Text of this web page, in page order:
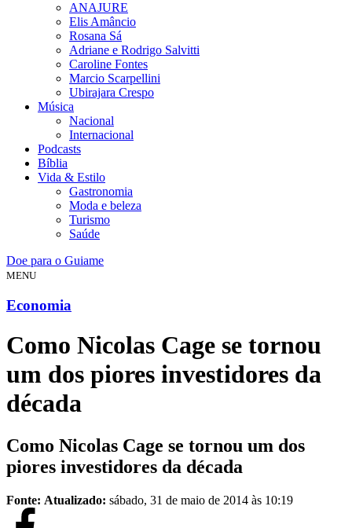
ANAJURE
Elis Amâncio
Rosana Sá
Adriane e Rodrigo Salvitti
Caroline Fontes
Marcio Scarpellini
Ubirajara Crespo
Música
Nacional
Internacional
Podcasts
Bíblia
Vida & Estilo
Gastronomia
Moda e beleza
Turismo
Saúde
Doe para o Guiame
MENU
Economia
Como Nicolas Cage se tornou
um dos piores investidores da
década
Como Nicolas Cage se tornou um dos
piores investidores da década
Fonte: Atualizado: sábado, 31 de maio de 2014 às 10:19